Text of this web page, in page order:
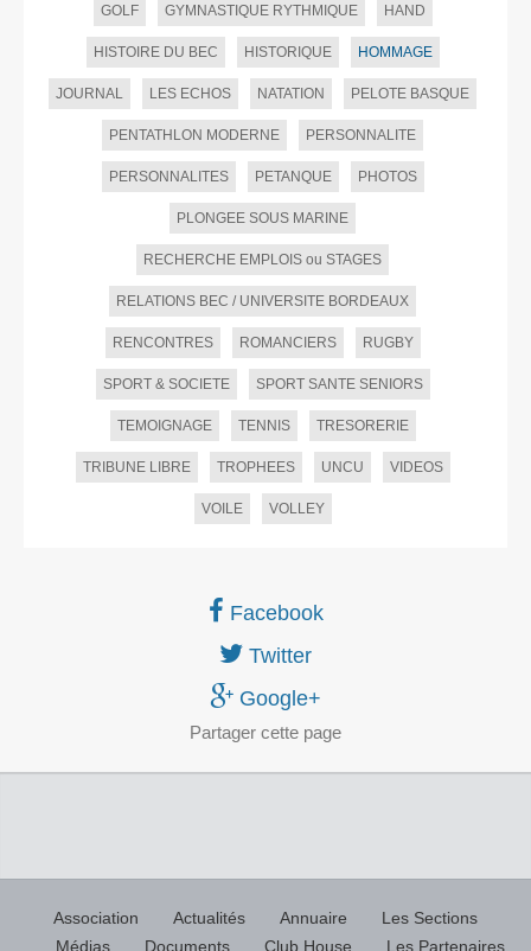
GOLF GYMNASTIQUE RYTHMIQUE HAND
HISTOIRE DU BEC HISTORIQUE HOMMAGE
JOURNAL LES ECHOS NATATION PELOTE BASQUE
PENTATHLON MODERNE PERSONNALITE
PERSONNALITES PETANQUE PHOTOS
PLONGEE SOUS MARINE
RECHERCHE EMPLOIS ou STAGES
RELATIONS BEC / UNIVERSITE BORDEAUX
RENCONTRES ROMANCIERS RUGBY
SPORT & SOCIETE SPORT SANTE SENIORS
TEMOIGNAGE TENNIS TRESORERIE
TRIBUNE LIBRE TROPHEES UNCU VIDEOS
VOILE VOLLEY
Facebook
Twitter
Google+
Partager cette page
Association Actualités Annuaire
Les Sections
Médias
Documents Club House Les Partenaires